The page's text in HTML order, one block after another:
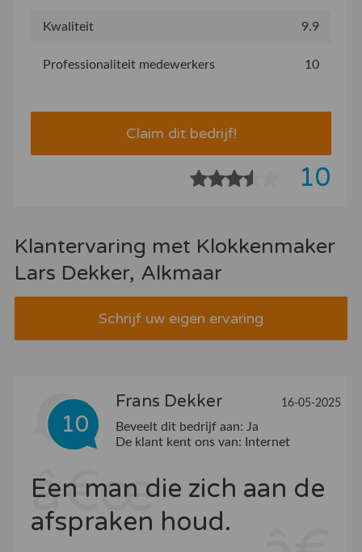
Kwaliteit 9.9
Professionaliteit medewerkers 10
Claim dit bedrijf!
10
Klantervaring met Klokkenmaker
Lars Dekker, Alkmaar
Schrijf uw eigen ervaring
10
Frans Dekker 16-05-2025
Beveelt dit bedrijf aan: Ja
De klant kent ons van:
Internet
Een man die zich aan de
afspraken houd.